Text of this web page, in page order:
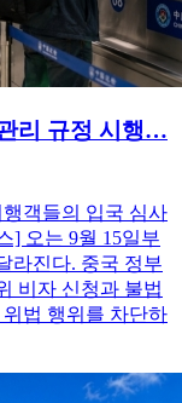
리 규정 시행…
객들의 입국 심사
] 오는 9월 15일부
라진다. 중국 정부
비자 신청과 불법
법 행위를 차단하